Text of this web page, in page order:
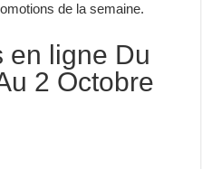
de la semaine.
en ligne Du
2 Octobre